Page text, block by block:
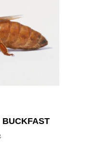
BUCKFAST